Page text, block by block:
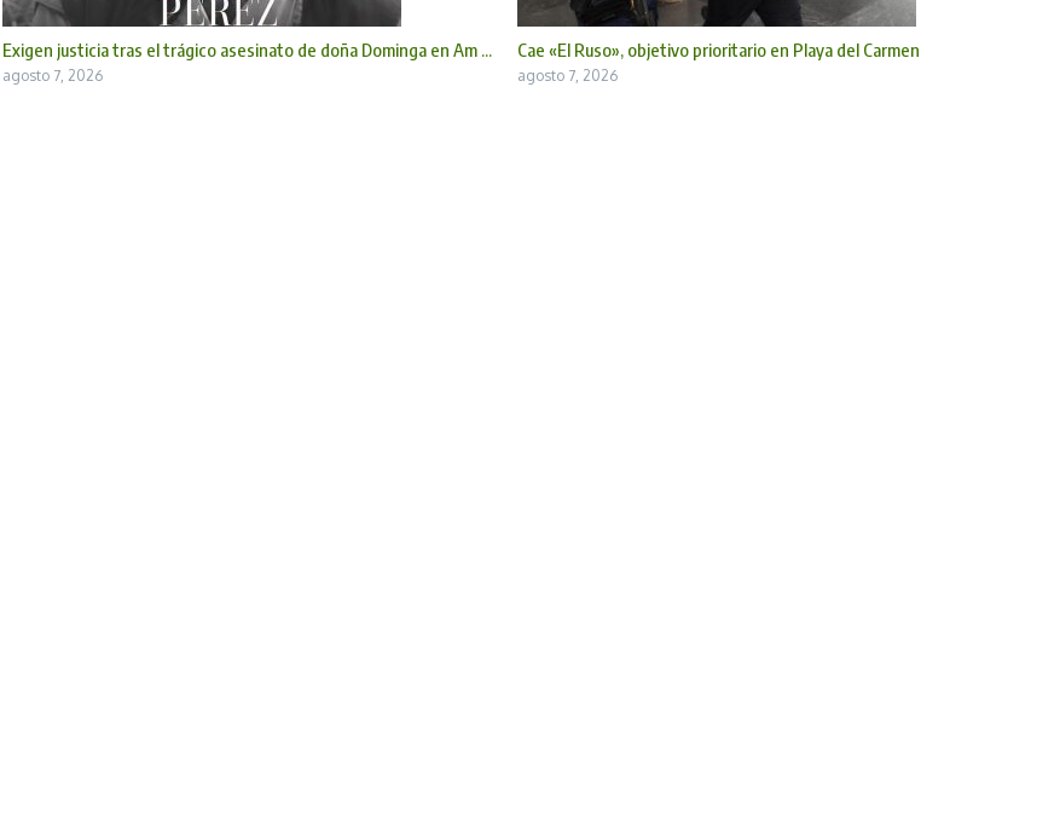
Exigen justicia tras el trágico asesinato de doña Dominga en Am ...
agosto 7, 2026
Cae «El Ruso», objetivo prioritario en Playa del Carmen
agosto 7, 2026